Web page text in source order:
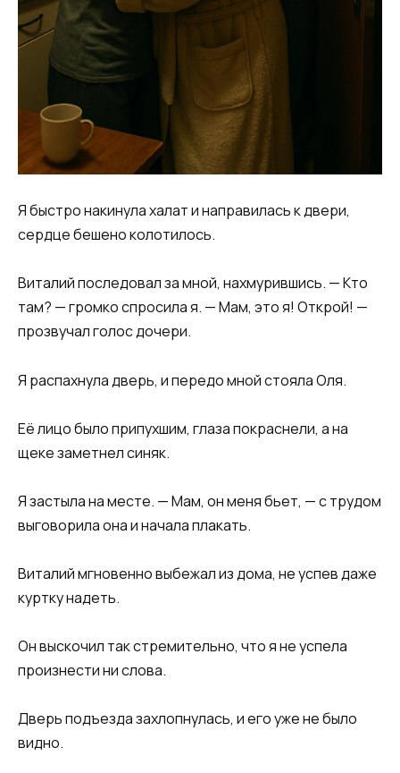
Я быстро накинула халат и направилась к двери,
сердце бешено колотилось.
Виталий последовал за мной, нахмурившись. — Кто
там? — громко спросила я. — Мам, это я! Открой! —
прозвучал голос дочери.
Я распахнула дверь, и передо мной стояла Оля.
Её лицо было припухшим, глаза покраснели, а на
щеке заметнел синяк.
Я застыла на месте. — Мам, он меня бьет, — с трудом
выговорила она и начала плакать.
Виталий мгновенно выбежал из дома, не успев даже
куртку надеть.
Он выскочил так стремительно, что я не успела
произнести ни слова.
Дверь подъезда захлопнулась, и его уже не было
видно.